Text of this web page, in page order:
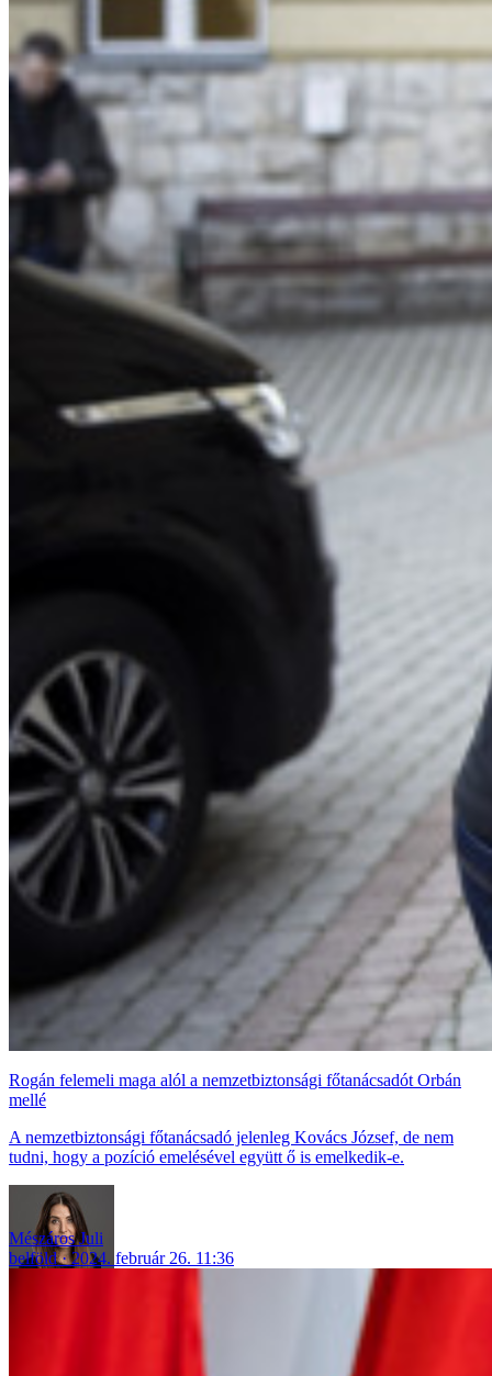
Rogán felemeli maga alól a nemzetbiztonsági főtanácsadót Orbán
mellé
A nemzetbiztonsági főtanácsadó jelenleg Kovács József, de nem
tudni, hogy a pozíció emelésével együtt ő is emelkedik-e.
Mészáros Juli
belföld
2024. február 26. 11:36